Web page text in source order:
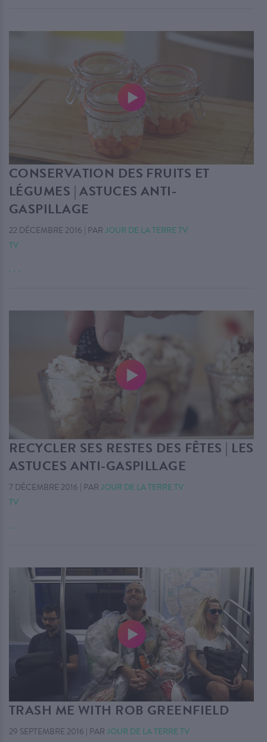
CONSERVATION DES FRUITS ET
LÉGUMES | ASTUCES ANTI-
GASPILLAGE
22 DÉCEMBRE 2016 | PAR JOUR DE LA TERRE TV
TV
. . .
RECYCLER SES RESTES DES FÊTES | LES
ASTUCES ANTI-GASPILLAGE
7 DÉCEMBRE 2016 | PAR JOUR DE LA TERRE TV
TV
. . .
TRASH ME WITH ROB GREENFIELD
29 SEPTEMBRE 2016 | PAR JOUR DE LA TERRE TV